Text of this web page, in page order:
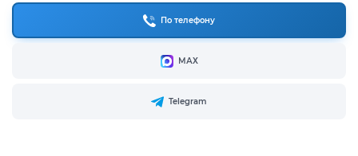
По телефону
МАХ
Telegram